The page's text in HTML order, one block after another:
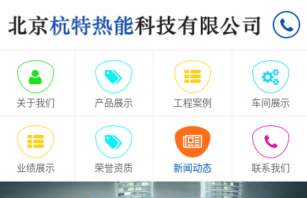
关于我们 产品展示 工程案例 车间展示
业绩展示 荣誉资质 新闻动态 联系我们